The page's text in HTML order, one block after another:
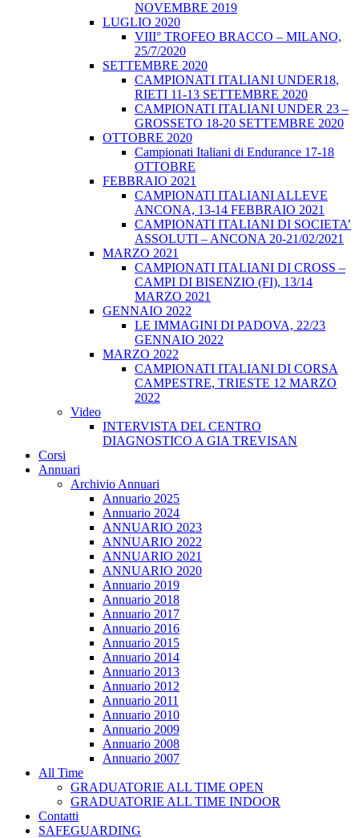
NOVEMBRE 2019
LUGLIO 2020
VIII° TROFEO BRACCO – MILANO,
25/7/2020
SETTEMBRE 2020
CAMPIONATI ITALIANI UNDER18,
RIETI 11-13 SETTEMBRE 2020
CAMPIONATI ITALIANI UNDER 23 –
GROSSETO 18-20 SETTEMBRE 2020
OTTOBRE 2020
Campionati Italiani di Endurance 17-18
OTTOBRE
FEBBRAIO 2021
CAMPIONATI ITALIANI ALLEVE
ANCONA, 13-14 FEBBRAIO 2021
CAMPIONATI ITALIANI DI SOCIETA’
ASSOLUTI – ANCONA 20-21/02/2021
MARZO 2021
CAMPIONATI ITALIANI DI CROSS –
CAMPI DI BISENZIO (FI), 13/14
MARZO 2021
GENNAIO 2022
LE IMMAGINI DI PADOVA, 22/23
GENNAIO 2022
MARZO 2022
CAMPIONATI ITALIANI DI CORSA
CAMPESTRE, TRIESTE 12 MARZO
2022
Video
INTERVISTA DEL CENTRO
DIAGNOSTICO A GIA TREVISAN
Corsi
Annuari
Archivio Annuari
Annuario 2025
Annuario 2024
ANNUARIO 2023
ANNUARIO 2022
ANNUARIO 2021
ANNUARIO 2020
Annuario 2019
Annuario 2018
Annuario 2017
Annuario 2016
Annuario 2015
Annuario 2014
Annuario 2013
Annuario 2012
Annuario 2011
Annuario 2010
Annuario 2009
Annuario 2008
Annuario 2007
All Time
GRADUATORIE ALL TIME OPEN
GRADUATORIE ALL TIME INDOOR
Contatti
SAFEGUARDING